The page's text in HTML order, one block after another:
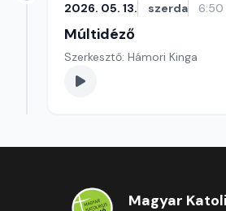
2026. 05. 13. szerda 6:50
Múltidéző
Szerkesztő: Hámori Kinga
Magyar